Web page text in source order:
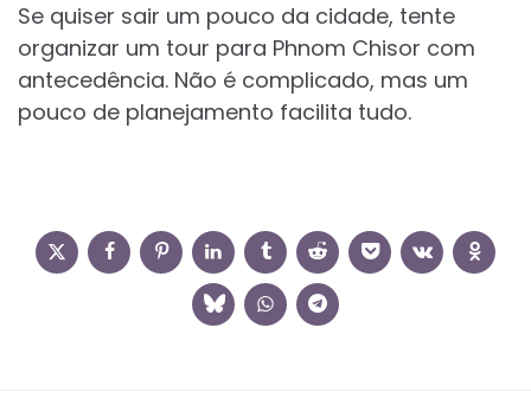
Se quiser sair um pouco da cidade, tente
organizar um tour para Phnom Chisor com
antecedência. Não é complicado, mas um
pouco de planejamento facilita tudo.